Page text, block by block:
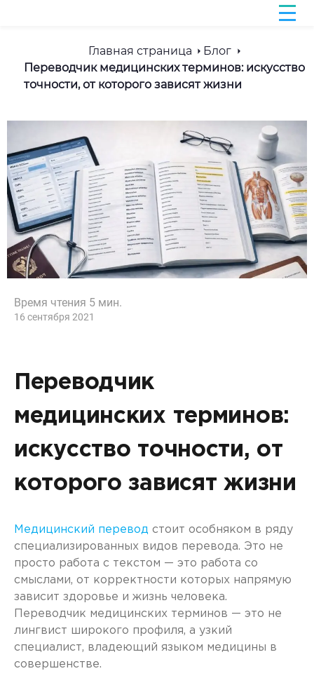
Главная страница
Блог
Переводчик медицинских терминов: искусство
точности, от которого зависят жизни
Время чтения 5 мин.
16 сентября 2021
Переводчик
медицинских терминов:
искусство точности, от
которого зависят жизни
Медицинский перевод стоит особняком в ряду
специализированных видов перевода. Это не
просто работа с текстом — это работа со
смыслами, от корректности которых напрямую
зависит здоровье и жизнь человека.
Переводчик медицинских терминов — это не
лингвист широкого профиля, а узкий
специалист, владеющий языком медицины в
совершенстве.